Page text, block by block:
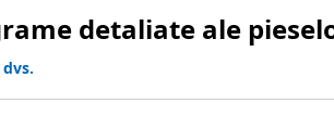
detaliate ale